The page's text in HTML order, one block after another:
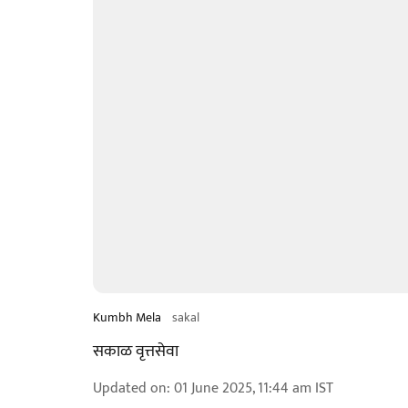
Kumbh Mela sakal
सकाळ वृत्तसेवा
Updated on:01 June 2025, 11:44 am IST